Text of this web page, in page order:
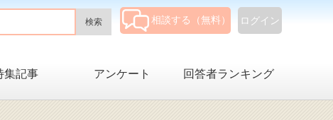
ログイン
相談する（無料）
集記事 アンケート 回答者ランキング